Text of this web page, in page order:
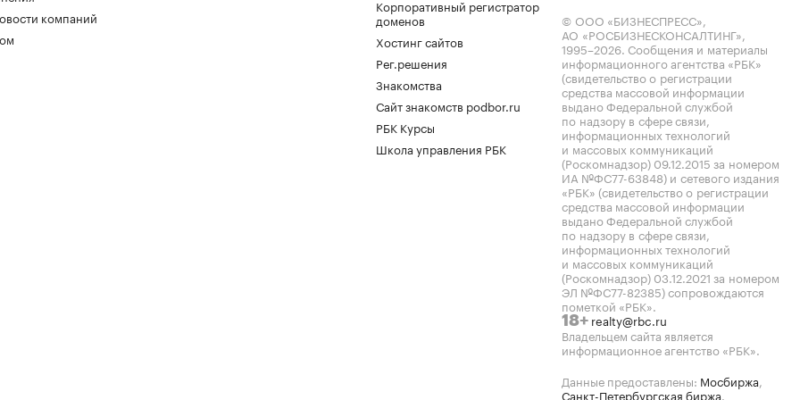
компаний
Корпоративный регистратор
доменов
Хостинг сайтов
Рег.решения
Знакомства
Сайт знакомств podbor.ru
РБК Курсы
Школа управления РБК
© ООО «БИЗНЕСПРЕСС»,
АО «РОСБИЗНЕСКОНСАЛТИНГ»,
1995–2026. Сообщения и материалы
информационного агентства «РБК»
(свидетельство о регистрации
средства массовой информации
выдано Федеральной службой
по надзору в сфере связи,
информационных технологий
и массовых коммуникаций
(Роскомнадзор) 09.12.2015 за номером
ИА №ФС77-63848) и сетевого издания
«РБК» (свидетельство о регистрации
средства массовой информации
выдано Федеральной службой
по надзору в сфере связи,
информационных технологий
и массовых коммуникаций
(Роскомнадзор) 03.12.2021 за номером
ЭЛ №ФС77-82385) сопровождаются
пометкой «РБК».
18+ realty@rbc.ru
Владельцем сайта является
информационное агентство «РБК».
Данные предоставлены: Мосбиржа,
Санкт-Петербургская биржа.